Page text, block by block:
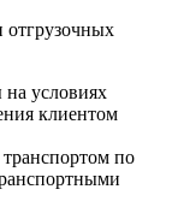
на условиях
клиентом
по